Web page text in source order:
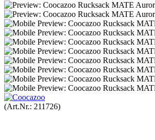
(Art.Nr.: 211726)